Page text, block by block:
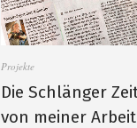
Projekte
Die Schlänger
von meiner Arbeit